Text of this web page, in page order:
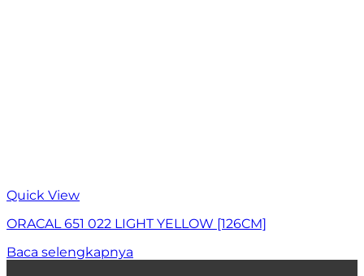
Quick View
ORACAL 651 022 LIGHT YELLOW [126CM]
Baca selengkapnya